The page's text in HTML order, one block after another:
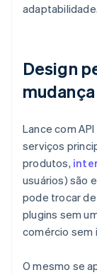
adaptabilidade.
Design
mudança
Lance com
serviços
produtos,
usuários) são
pode trocar
plugins sem
comércio sem
O mesmo se